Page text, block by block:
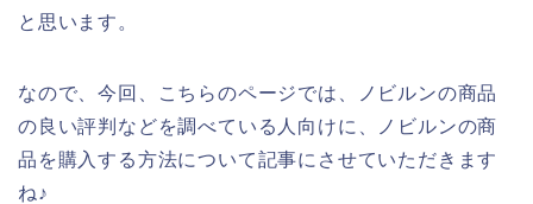
と思います。
なので、今回、こちらのページでは、ノビルンの商品
の良い評判などを調べている人向けに、ノビルンの商
品を購入する方法について記事にさせていただきます
ね♪